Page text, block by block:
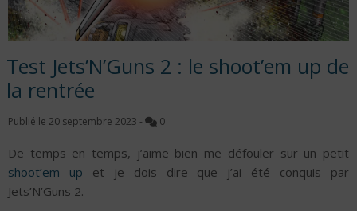
Test Jets’N’Guns 2 : le shoot’em up de
la rentrée
Publié le 20 septembre 2023 - 0
De temps en temps, j’aime bien me défouler sur un petit
shoot’em up et je dois dire que j’ai été conquis par
Jets’N’Guns 2.